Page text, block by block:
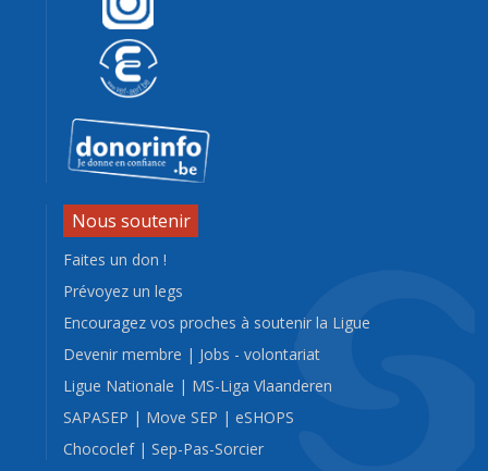
Nous soutenir
Faites un don !
Prévoyez un legs
Encouragez vos proches à soutenir la Ligue
Devenir membre | Jobs - volontariat
Ligue Nationale | MS-Liga Vlaanderen
SAPASEP | Move SEP |eSHOPS
Chococlef|Sep-Pas-Sorcier